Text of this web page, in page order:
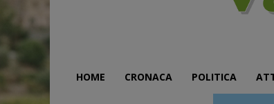
HOME CRONACA POLITICA